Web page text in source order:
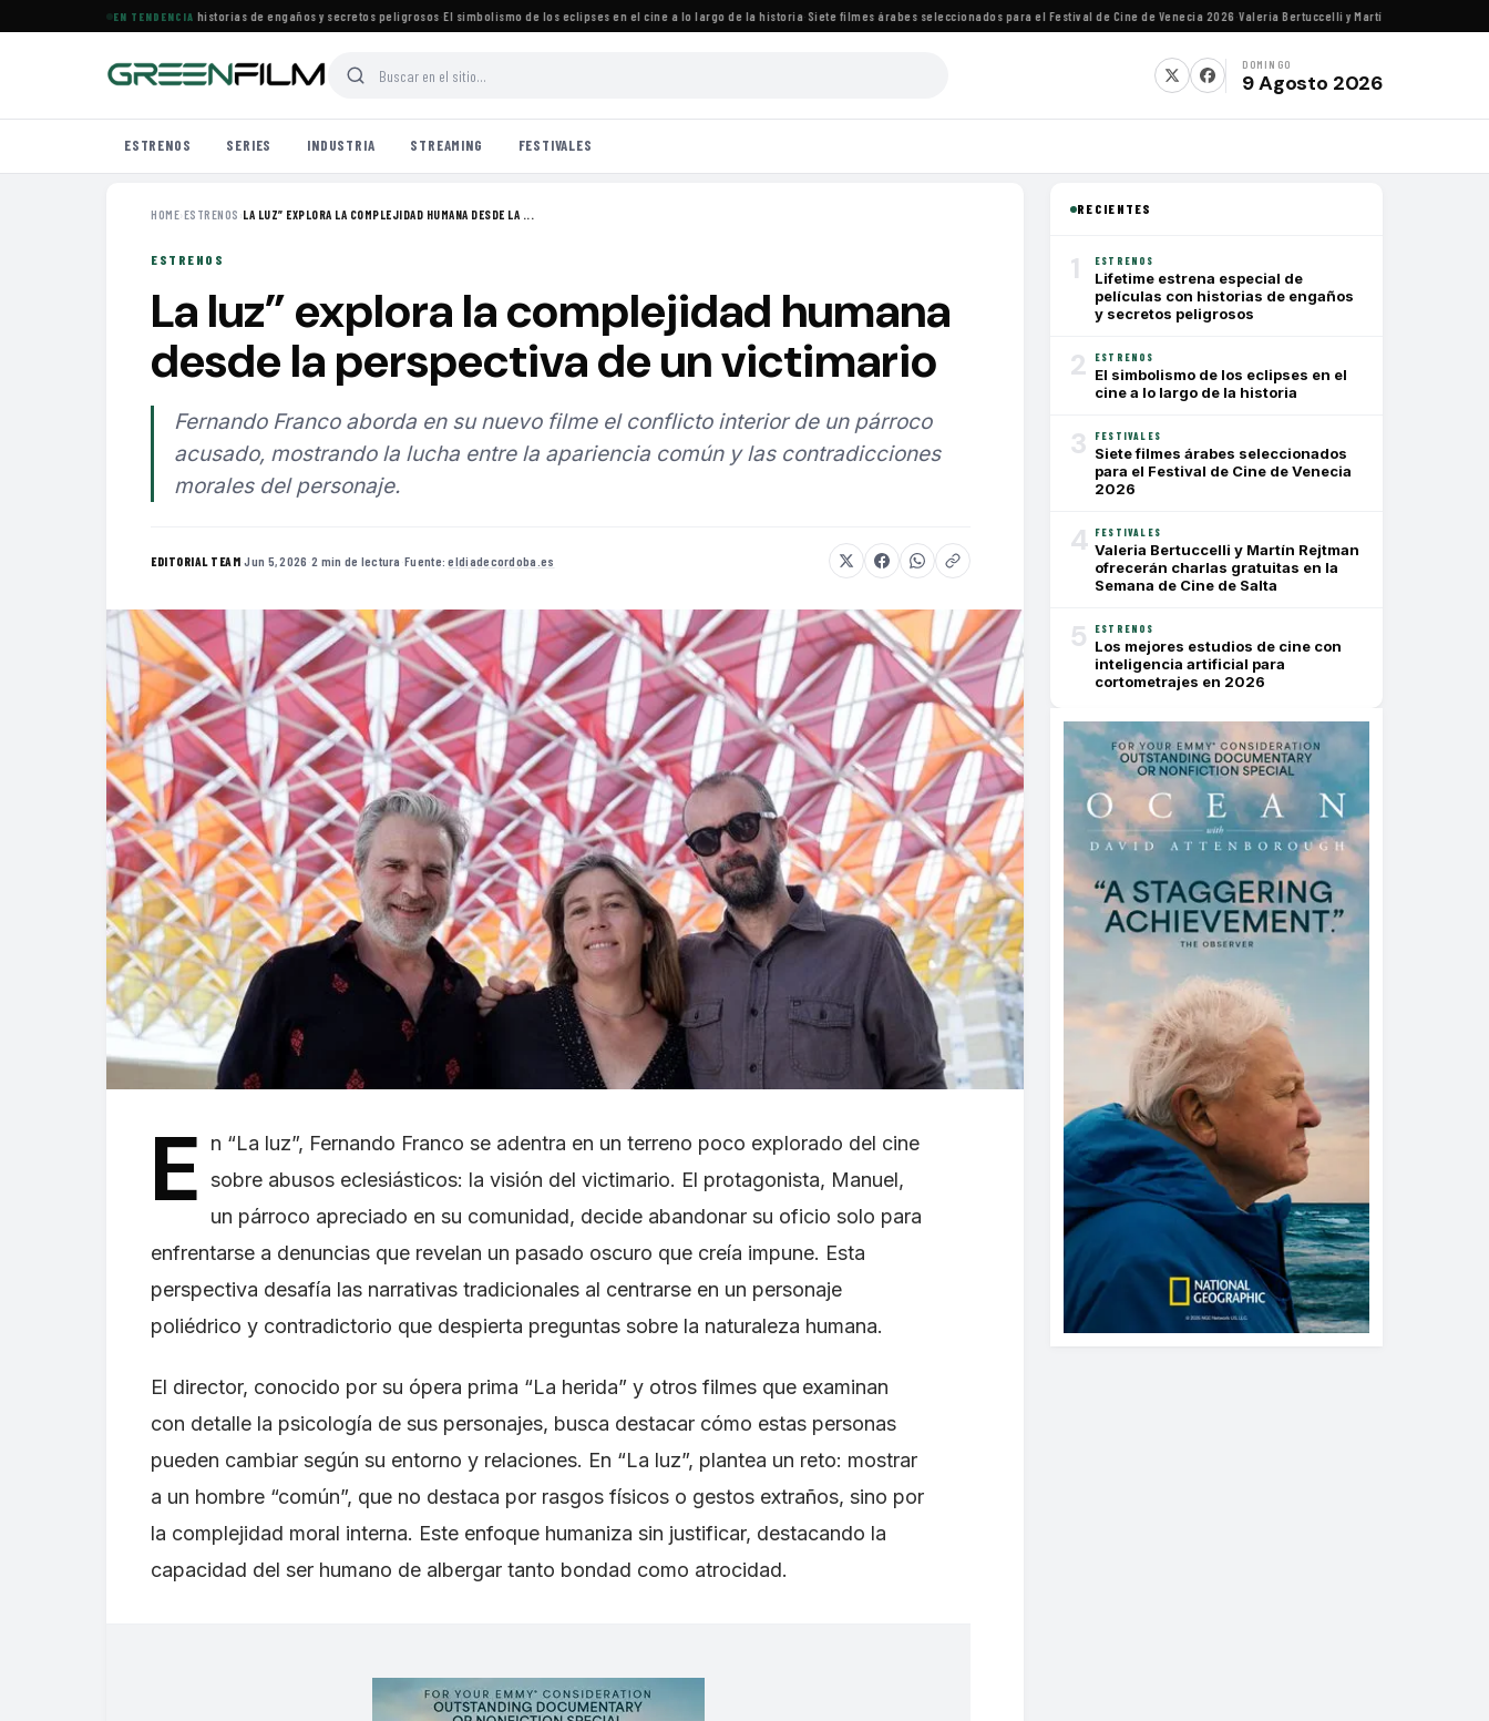
EN TENDENCIA
especial de películas con historias de engaños y secretos peligrosos·El simbolismo de los eclipses en el cine a lo largo de la historia·Siete filmes árabes seleccionados para el Festival de Cine de Venecia 2026·Valeria Bertuccelli y Martín Rejtman ofrecerán
DOMINGO
9 Agosto 2026
ESTRENOS SERIES INDUSTRIA STREAMING FESTIVALES
HOME›ESTRENOS ›LA LUZ” EXPLORA LA COMPLEJIDAD HUMANA DESDE LA ...
ESTRENOS
La luz” explora la complejidad humana
desde la perspectiva de un victimario
Fernando Franco aborda en su nuevo filme el conflicto interior de un párroco
acusado, mostrando la lucha entre la apariencia común y las contradicciones
morales del personaje.
EDITORIAL TEAM·Jun 5, 2026 ·2 min de lectura ·Fuente:eldiadecordoba.es
E
n “La luz”, Fernando Franco se adentra en un terreno poco explorado del cine
sobre abusos eclesiásticos: la visión del victimario. El protagonista, Manuel,
un párroco apreciado en su comunidad, decide abandonar su oficio solo para
enfrentarse a denuncias que revelan un pasado oscuro que creía impune. Esta
perspectiva desafía las narrativas tradicionales al centrarse en un personaje
poliédrico y contradictorio que despierta preguntas sobre la naturaleza humana.
El director, conocido por su ópera prima “La herida” y otros filmes que examinan
con detalle la psicología de sus personajes, busca destacar cómo estas personas
pueden cambiar según su entorno y relaciones. En “La luz”, plantea un reto: mostrar
a un hombre “común”, que no destaca por rasgos físicos o gestos extraños, sino por
la complejidad moral interna. Este enfoque humaniza sin justificar, destacando la
capacidad del ser humano de albergar tanto bondad como atrocidad.
RECIENTES
1 ESTRENOS
Lifetime estrena especial de
películas con historias de engaños
y secretos peligrosos
2 ESTRENOS
El simbolismo de los eclipses en el
cine a lo largo de la historia
3 FESTIVALES
Siete filmes árabes seleccionados
para el Festival de Cine de Venecia
2026
4 FESTIVALES
Valeria Bertuccelli y Martín Rejtman
ofrecerán charlas gratuitas en la
Semana de Cine de Salta
5 ESTRENOS
Los mejores estudios de cine con
inteligencia artificial para
cortometrajes en 2026